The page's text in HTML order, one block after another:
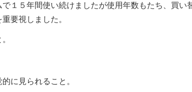
１５年間使い続けましたが使用年数もたち、買い
要視しました。
に見られること。